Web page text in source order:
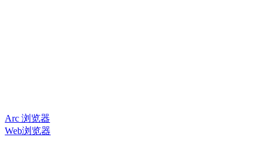
Arc 浏览器
Web浏览器